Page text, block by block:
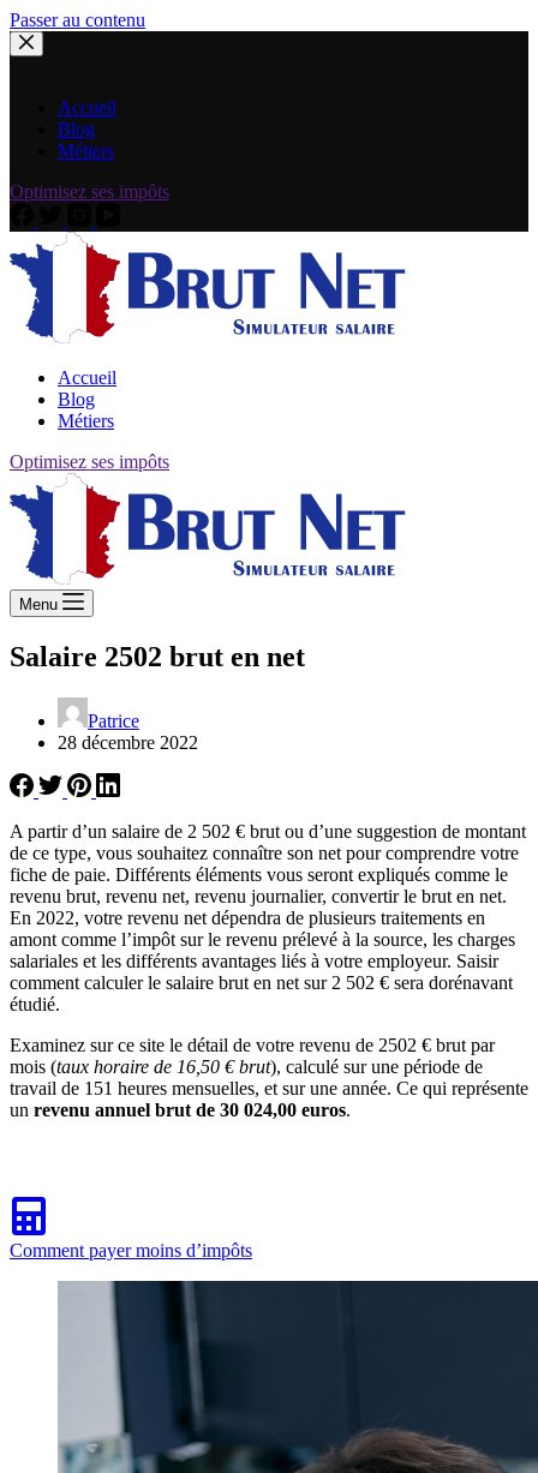
Passer au contenu
Accueil
Blog
Métiers
Optimisez ses impôts
Accueil
Blog
Métiers
Optimisez ses impôts
Menu
Salaire 2502 brut en net
Patrice
28 décembre 2022
A partir d’un salaire de 2 502 € brut ou d’une suggestion de montant
de ce type, vous souhaitez connaître son net pour comprendre votre
fiche de paie. Différents éléments vous seront expliqués comme le
revenu brut, revenu net, revenu journalier, convertir le brut en net.
En 2022, votre revenu net dépendra de plusieurs traitements en
amont comme l’impôt sur le revenu prélevé à la source, les charges
salariales et les différents avantages liés à votre employeur. Saisir
comment calculer le salaire brut en net sur 2 502 € sera dorénavant
étudié.
Examinez sur ce site le détail de votre revenu de 2502 € brut par
mois (taux horaire de 16,50 € brut), calculé sur une période de
travail de 151 heures mensuelles, et sur une année. Ce qui représente
un revenu annuel brut de 30 024,00 euros.
Comment payer moins d’impôts